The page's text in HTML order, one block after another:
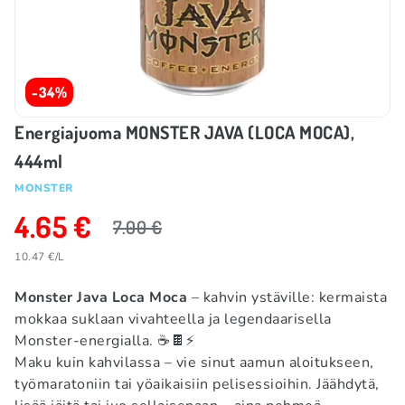
-34%
Energiajuoma MONSTER JAVA (LOCA MOCA),
444ml
MONSTER
4.65 € 7.00 €
10.47 €/L
Monster Java Loca Moca – kahvin ystäville: kermaista
mokkaa suklaan vivahteella ja legendaarisella
Monster-energialla. ☕🍫⚡
Maku kuin kahvilassa – vie sinut aamun aloitukseen,
työmaratoniin tai yöaikaisiin pelisessioihin. Jäähdytä,